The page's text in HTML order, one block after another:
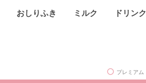
おしりふき ミルク ドリンク
プレミアム